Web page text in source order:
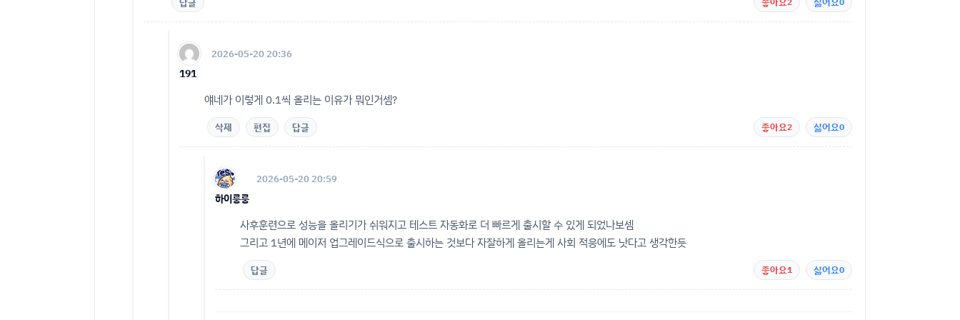
191
2026-05-20 20:36
얘네가 이렇게 0.1씩 올리는 이유가 뭐인거셈?
삭제 편집 답글 좋아요2 싫어요0
하이룽룽
2026-05-20 20:59
사후훈련으로 성능을 올리기가 쉬워지고 테스트 자동화로 더 빠르게 출시할 수 있게 되었나보셈
그리고 1년에 메이저 업그레이드식으로 출시하는 것보다 자잘하게 올리는게 사회 적응에도 낫다고 생각한듯
답글 좋아요1 싫어요0